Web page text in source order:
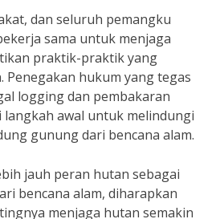
dan seluruh pemangku
sama untuk menjaga
praktik-praktik yang
Penegakan hukum yang tegas
logging dan pembakaran
awal untuk melindungi
gunung dari bencana alam.
jauh peran hutan sebagai
bencana alam, diharapkan
menjaga hutan semakin